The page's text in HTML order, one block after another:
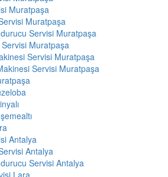
Muratpaşa
Muratpaşa
Servisi Muratpaşa
Muratpaşa
Servisi Muratpaşa
Servisi Muratpaşa
Antalya
Antalya
Servisi Antalya
Lara